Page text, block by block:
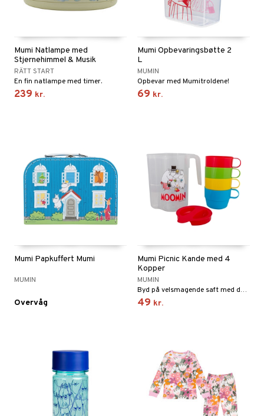
Mumi Natlampe med
Stjernehimmel & Musik
RÄTT START
En fin natlampe med timer.
239 kr.
Mumi Opbevaringsbøtte 2
L
MUMIN
Opbevar med Mumitroldene!
69 kr.
Mumi Papkuffert Mumi
MUMIN
Overvåg
Mumi Picnic Kande med 4
Kopper
MUMIN
Byd på velsmagende saft med den fine kande og de flotte kopper.
49 kr.